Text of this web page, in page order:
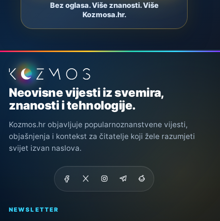
Bez oglasa. Više znanosti. Više
Kozmosa.hr.
Podnožje stranice
Neovisne vijesti iz svemira,
znanosti i tehnologije.
Kozmos.hr objavljuje popularnoznanstvene vijesti,
objašnjenja i kontekst za čitatelje koji žele razumjeti
svijet izvan naslova.
NEWSLETTER